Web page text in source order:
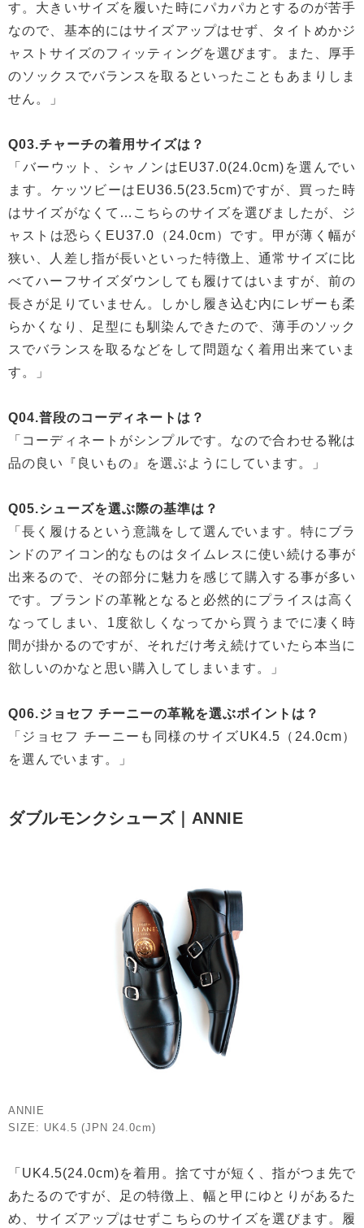
す。大きいサイズを履いた時にパカパカとするのが苦手
なので、基本的にはサイズアップはせず、タイトめかジ
ャストサイズのフィッティングを選びます。また、厚手
のソックスでバランスを取るといったこともあまりしま
せん。」
Q03.チャーチの着用サイズは？
「バーウット、シャノンはEU37.0(24.0cm)を選んでい
ます。ケッツビーはEU36.5(23.5cm)ですが、買った時
はサイズがなくて…こちらのサイズを選びましたが、ジ
ャストは恐らくEU37.0（24.0cm）です。甲が薄く幅が
狭い、人差し指が長いといった特徴上、通常サイズに比
べてハーフサイズダウンしても履けてはいますが、前の
長さが足りていません。しかし履き込む内にレザーも柔
らかくなり、足型にも馴染んできたので、薄手のソック
スでバランスを取るなどをして問題なく着用出来ていま
す。」
Q04.普段のコーディネートは？
「コーディネートがシンプルです。なので合わせる靴は
品の良い『良いもの』を選ぶようにしています。」
Q05.シューズを選ぶ際の基準は？
「長く履けるという意識をして選んでいます。特にブラ
ンドのアイコン的なものはタイムレスに使い続ける事が
出来るので、その部分に魅力を感じて購入する事が多い
です。ブランドの革靴となると必然的にプライスは高く
なってしまい、1度欲しくなってから買うまでに凄く時
間が掛かるのですが、それだけ考え続けていたら本当に
欲しいのかなと思い購入してしまいます。」
Q06.ジョセフ チーニーの革靴を選ぶポイントは？
「ジョセフ チーニーも同様のサイズUK4.5（24.0cm）
を選んでいます。」
ダブルモンクシューズ｜ANNIE
ANNIE
SIZE: UK4.5 (JPN 24.0cm)
「UK4.5(24.0cm)を着用。捨て寸が短く、指がつま先で
あたるのですが、足の特徴上、幅と甲にゆとりがあるた
め、サイズアップはせずこちらのサイズを選びます。履